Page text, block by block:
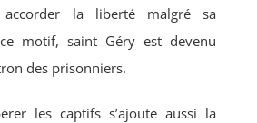
la liberté malgré sa
motif, saint Géry est devenu
des prisonniers.
les captifs s’ajoute aussi la